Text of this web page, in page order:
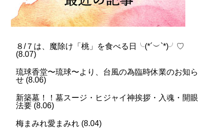
８/７は、魔除け「桃」を食べる日╰(*´︶`*)╯♡
(8.07)
琉球香堂〜琉球〜より、台風の為臨時休業のお知ら
せ (8.06)
新築墓！！墓スージ・ヒジャイ神挨拶・入魂・開眼
法要 (8.06)
梅まみれ愛まみれ (8.04)